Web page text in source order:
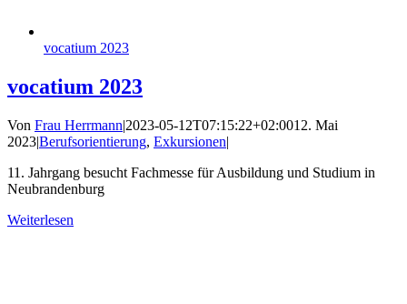
vocatium 2023
vocatium 2023
Von Frau Herrmann|2023-05-12T07:15:22+02:0012. Mai
2023|Berufsorientierung, Exkursionen|
11. Jahrgang besucht Fachmesse für Ausbildung und Studium in
Neubrandenburg
Weiterlesen